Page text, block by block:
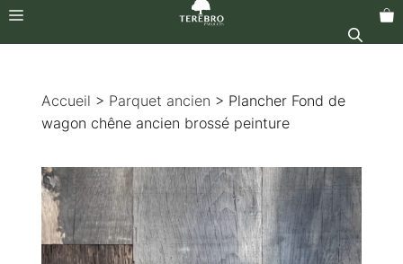
contenu
Menu
Accueil > Parquet ancien > Plancher Fond de
wagon chêne ancien brossé peinture